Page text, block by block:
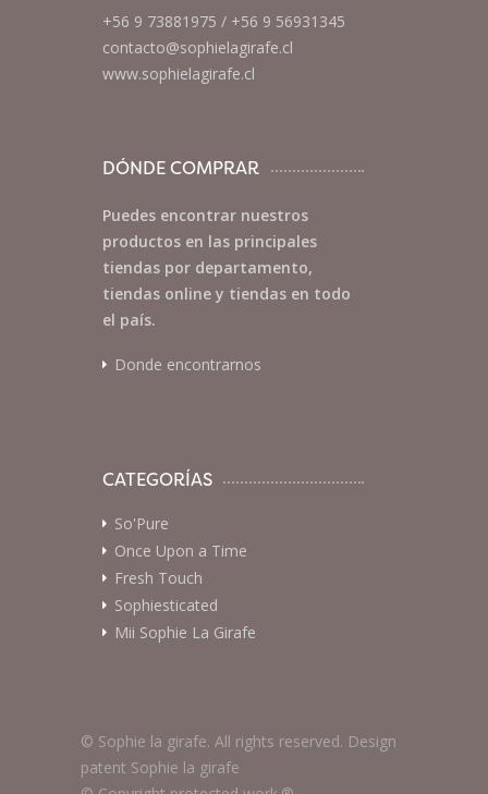
+56 9 73881975 / +56 9 56931345
contacto@sophielagirafe.cl
www.sophielagirafe.cl
DÓNDE COMPRAR
Puedes encontrar nuestros
productos en las principales
tiendas por departamento,
tiendas online y tiendas en todo
el país.
Donde encontrarnos
CATEGORÍAS
So'Pure
Once Upon a Time
Fresh Touch
Sophiesticated
Mii Sophie La Girafe
© Sophie la girafe. All rights reserved. Design
patent Sophie la girafe